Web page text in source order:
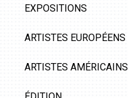
EXPOSITIONS
ARTISTES EUROPÉENS
ARTISTES AMÉRICAINS